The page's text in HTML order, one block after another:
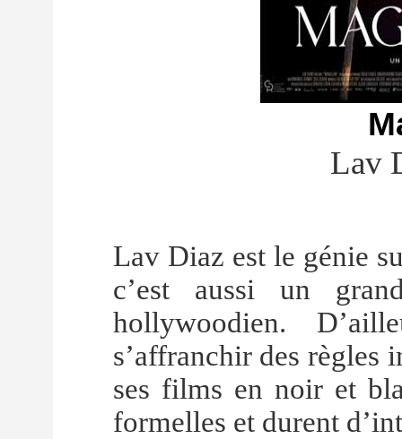
Lav
Lav Diaz est le génie
c’est aussi un
hollywoodien.
s’affranchir des règles
ses films en noir et
formelles et durent